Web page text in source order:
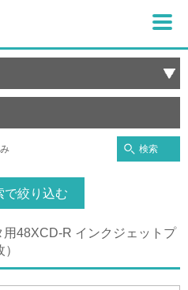
検索
で絞り込む
48XCD-R インクジェットプ